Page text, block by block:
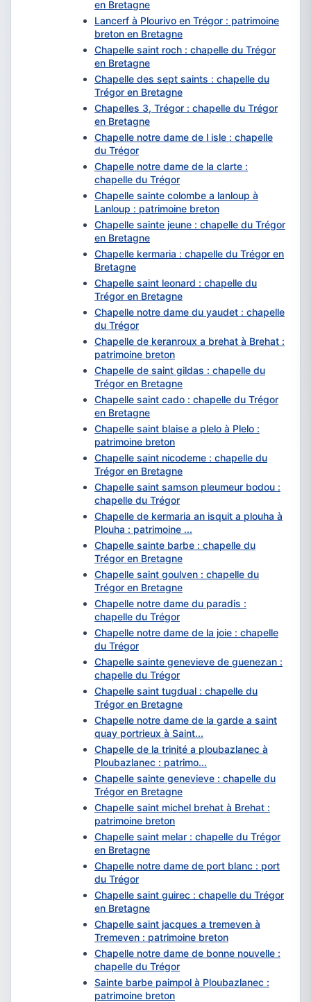
en Bretagne
Lancerf à Plourivo en Trégor : patrimoine
breton en Bretagne
Chapelle saint roch : chapelle du Trégor
en Bretagne
Chapelle des sept saints : chapelle du
Trégor en Bretagne
Chapelles 3, Trégor : chapelle du Trégor
en Bretagne
Chapelle notre dame de l isle : chapelle
du Trégor
Chapelle notre dame de la clarte :
chapelle du Trégor
Chapelle sainte colombe a lanloup à
Lanloup : patrimoine breton
Chapelle sainte jeune : chapelle du Trégor
en Bretagne
Chapelle kermaria : chapelle du Trégor en
Bretagne
Chapelle saint leonard : chapelle du
Trégor en Bretagne
Chapelle notre dame du yaudet : chapelle
du Trégor
Chapelle de keranroux a brehat à Brehat :
patrimoine breton
Chapelle de saint gildas : chapelle du
Trégor en Bretagne
Chapelle saint cado : chapelle du Trégor
en Bretagne
Chapelle saint blaise a plelo à Plelo :
patrimoine breton
Chapelle saint nicodeme : chapelle du
Trégor en Bretagne
Chapelle saint samson pleumeur bodou :
chapelle du Trégor
Chapelle de kermaria an isquit a plouha à
Plouha : patrimoine ...
Chapelle sainte barbe : chapelle du
Trégor en Bretagne
Chapelle saint goulven : chapelle du
Trégor en Bretagne
Chapelle notre dame du paradis :
chapelle du Trégor
Chapelle notre dame de la joie : chapelle
du Trégor
Chapelle sainte genevieve de guenezan :
chapelle du Trégor
Chapelle saint tugdual : chapelle du
Trégor en Bretagne
Chapelle notre dame de la garde a saint
quay portrieux à Saint...
Chapelle de la trinité a ploubazlanec à
Ploubazlanec : patrimo...
Chapelle sainte genevieve : chapelle du
Trégor en Bretagne
Chapelle saint michel brehat à Brehat :
patrimoine breton
Chapelle saint melar : chapelle du Trégor
en Bretagne
Chapelle notre dame de port blanc : port
du Trégor
Chapelle saint guirec : chapelle du Trégor
en Bretagne
Chapelle saint jacques a tremeven à
Tremeven : patrimoine breton
Chapelle notre dame de bonne nouvelle :
chapelle du Trégor
Sainte barbe paimpol à Ploubazlanec :
patrimoine breton